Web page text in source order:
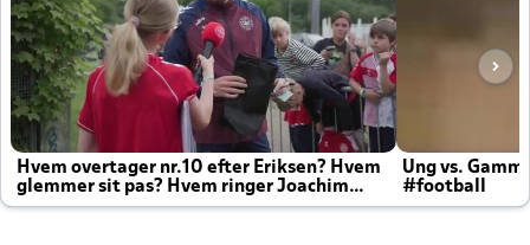
Hvem overtager nr.10 efter Eriksen? Hvem
glemmer sit pas? Hvem ringer Joachim
altid til efter kampe?
Ung vs.
#football